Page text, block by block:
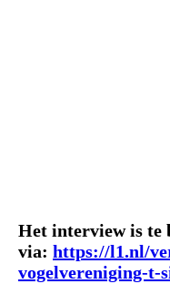
Het interview is te
via: https://l1.nl/
vogelvereniging-t-